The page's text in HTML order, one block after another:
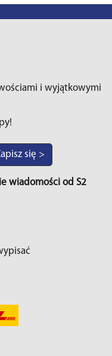
i wyjątkowymi
się >
wiadomości od S2